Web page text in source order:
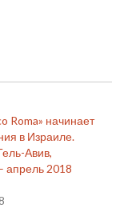
Roma» начинает
в Израиле.
Авив,
апрель 2018